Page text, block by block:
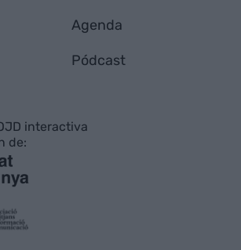
Agenda
Pódcast
interactiva
de: